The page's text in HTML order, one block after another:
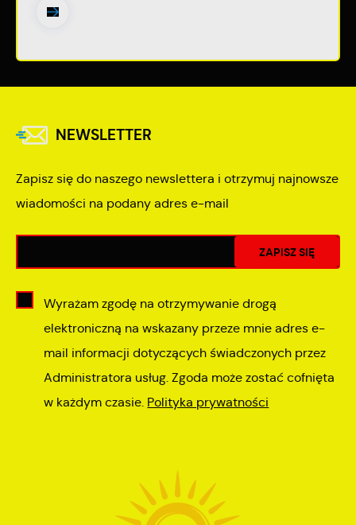
NEWSLETTER
Zapisz się do naszego newslettera i otrzymuj najnowsze
wiadomości na podany adres e-mail
Wyrażam zgodę na otrzymywanie drogą
elektroniczną na wskazany przeze mnie adres e-
mail informacji dotyczących świadczonych przez
Administratora usług. Zgoda może zostać cofnięta
w każdym czasie. Polityka prywatności